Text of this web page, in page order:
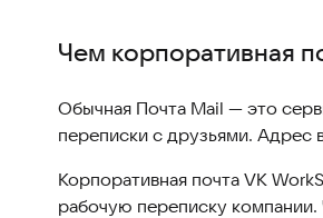
Чем корпоративная
Обычная Почта Mail — это
переписки с друзьями. Адрес
Корпоративная почта VK
рабочую переписку компании.